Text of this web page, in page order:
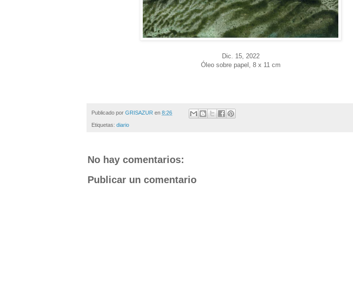
Dic. 15, 2022
Óleo sobre papel, 8 x 11 cm
Publicado por GRISAZUR en 8:26
Etiquetas: diario
No hay comentarios:
Publicar un comentario